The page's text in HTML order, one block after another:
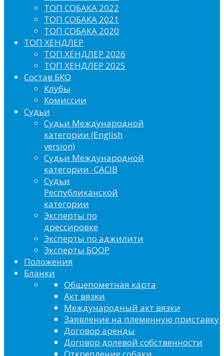
ТОП СОБАКА 2022
ТОП СОБАКА 2021
ТОП СОБАКА 2020
ТОП ХЕНДЛЕР
ТОП ХЕНДЛЕР 2026
ТОП ХЕНДЛЕР 2025
Состав БКО
Клубы
Комиссии
Судьи
Судьи Международной
категории (English
version)
Судьи Международной
категории -CACIB
Судьи
Республиканской
категории
Эксперты по
дрессировке
Эксперты по аджилити
Эксперты БООР
Положения
Бланки
Общепометная карта
Акт вязки
Международный акт вязки
Заявление на племенную приставку
Договор аренды
Договор долевой собственности